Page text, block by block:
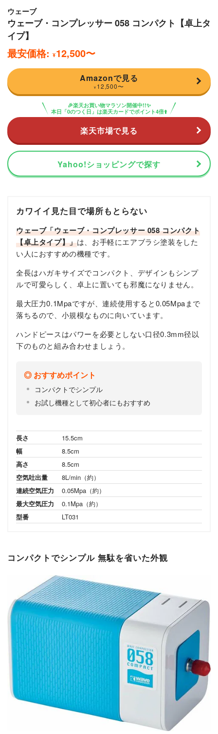
ウェーブ
ウェーブ・コンプレッサー 058 コンパクト【卓上タ
イプ】
最安価格: ¥12,500〜
Amazonで見る
¥ 12,500〜
🎉楽天お買い物マラソン開催中!!✨
本日「0のつく日」は楽天カードでポイント4倍⬆️
楽天市場で見る
Yahoo!ショッピングで探す
カワイイ見た目で場所もとらない
ウェーブ「ウェーブ・コンプレッサー 058 コンパクト
【卓上タイプ】」は、お手軽にエアブラシ塗装をした
い人におすすめの機種です。
全長はハガキサイズでコンパクト、デザインもシンプ
ルで可愛らしく、卓上に置いても邪魔になりません。
最大圧力0.1Mpaですが、連続使用すると0.05Mpaまで
落ちるので、小規模なものに向いています。
ハンドピースはパワーを必要としない口径0.3mm径以
下のものと組み合わせましょう。
おすすめポイント
コンパクトでシンプル
お試し機種として初心者にもおすすめ
長さ
15.5cm
幅
8.5cm
高さ
8.5cm
空気吐出量
8L/min（約）
連続空気圧力
0.05Mpa（約）
最大空気圧力
0.1Mpa（約）
型番
LT031
コンパクトでシンプル 無駄を省いた外観